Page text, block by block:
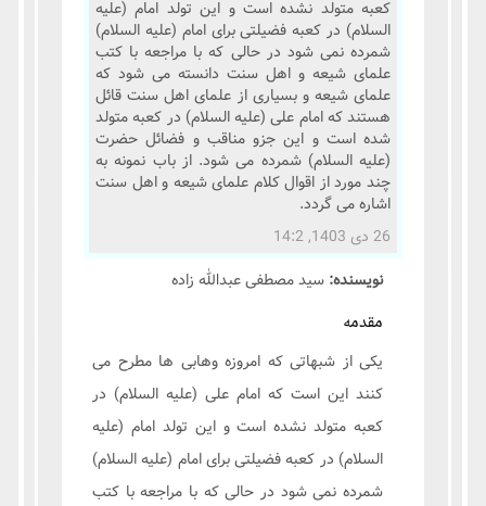
کعبه متولد نشده است و این تولد امام (علیه
السلام) در کعبه فضیلتی برای امام (علیه السلام)
شمرده نمی شود در حالی که با مراجعه با کتب
علمای شیعه و اهل سنت دانسته می شود که
علمای شیعه و بسیاری از علمای اهل سنت قائل
هستند که امام علی (علیه السلام) در کعبه متولد
شده است و این جزو مناقب و فضائل حضرت
(علیه السلام) شمرده می شود. از باب نمونه به
چند مورد از اقوال کلام علمای شیعه و اهل سنت
اشاره می گردد.
26 دی 1403, 14:2
نویسنده:سید مصطفی عبدالله زاده
مقدمه
یکی از شبهاتی که امروزه وهابی ها مطرح می
کنند این است که امام علی (علیه السلام) در
کعبه متولد نشده است و این تولد امام (علیه
السلام) در کعبه فضیلتی برای امام (علیه السلام)
شمرده نمی شود در حالی که با مراجعه با کتب